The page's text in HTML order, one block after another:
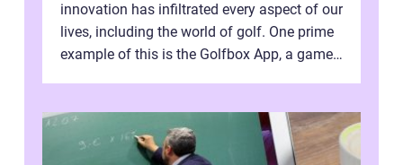
innovation has infiltrated every aspect of our
lives, including the world of golf. One prime
example of this is the Golfbox App, a game-